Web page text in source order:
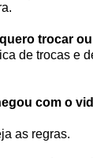
trocar
de trocas e
com o
as regras.